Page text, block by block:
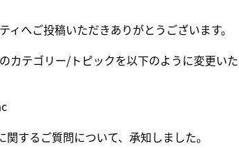
ィへご投稿いただきありがとうございます。
カテゴリー/トピックを以下のように変更い
するご質問について、承知しました。